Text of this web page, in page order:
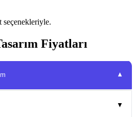
seçenekleriyle.
Fiyatları
▼
▼